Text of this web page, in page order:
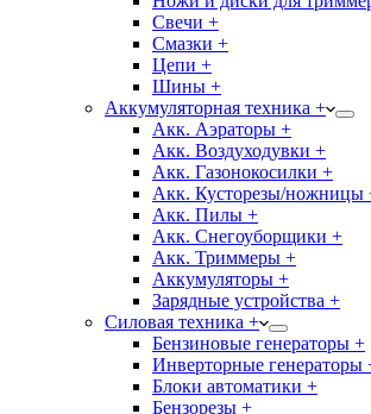
Свечи +
Смазки +
Цепи +
Шины +
Аккумуляторная техника +
Акк. Аэраторы +
Акк. Воздуходувки +
Акк. Газонокосилки +
Акк. Кусторезы/ножницы
Акк. Пилы +
Акк. Снегоуборщики +
Акк. Триммеры +
Аккумуляторы +
Зарядные устройства +
Силовая техника +
Бензиновые генераторы +
Инверторные генераторы
Блоки автоматики +
Бензорезы +